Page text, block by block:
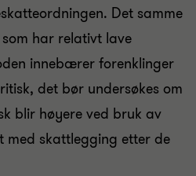
Det samme
har relativt lave
innebærer forenklinger
det bør undersøkes om
blir høyere ved bruk av
med skattlegging etter de